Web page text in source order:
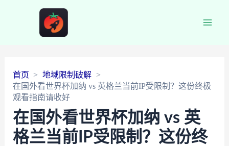
首页
地域限制破解
在国外看世界杯加纳 vs 英格兰当前IP受限制？这份终极
观看指南请收好
在国外看世界杯加纳 vs 英
格兰当前IP受限制？这份终